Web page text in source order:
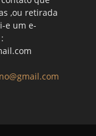
,ou retirada
e um e-